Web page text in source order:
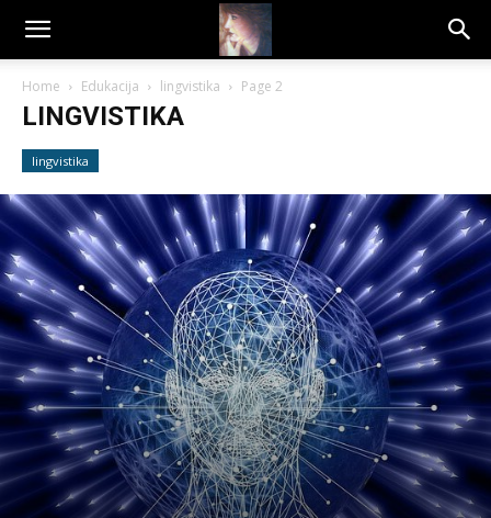
Dragana
Amarilis
Home Edukacija lingvistika Page 2
LINGVISTIKA
lingvistika